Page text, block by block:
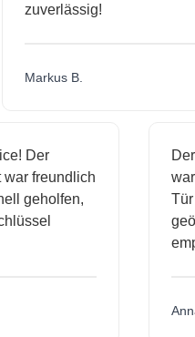
zuverlässig!
Markus B.
Der
war freundlich
geholfen,